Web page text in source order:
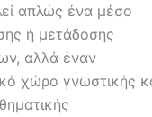
απλώς ένα μέσο
ή μετάδοσης
αλλά έναν
χώρο γνωστικής